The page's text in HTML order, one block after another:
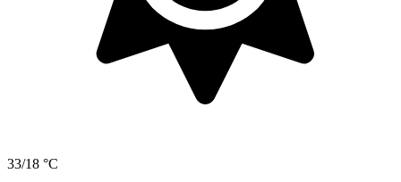
33/18 °C